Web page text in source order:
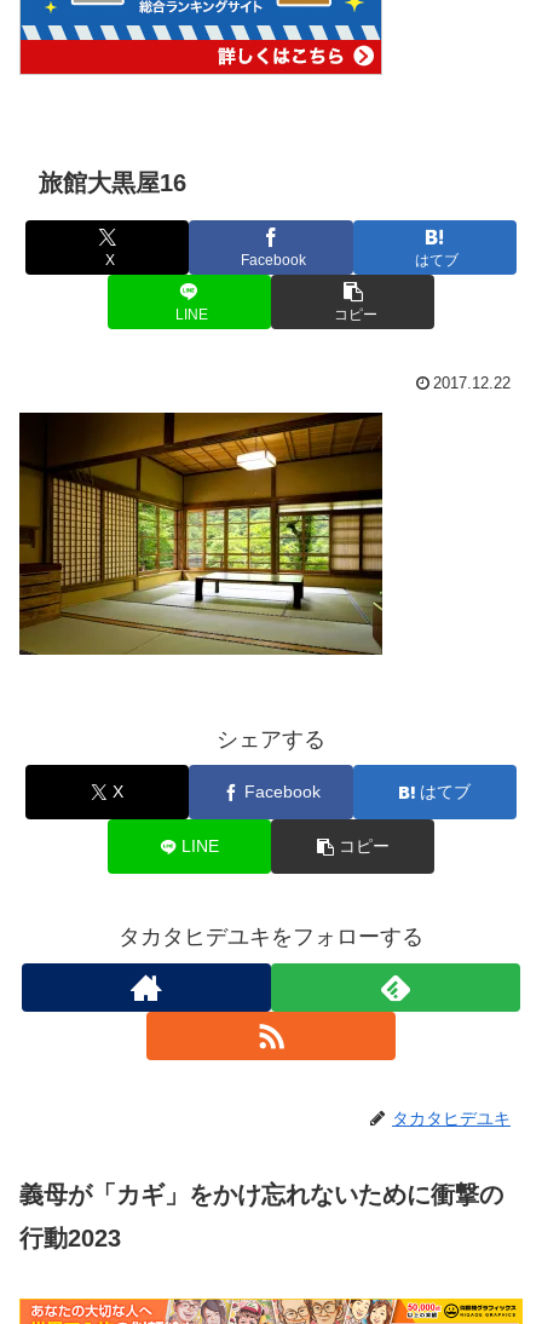
旅館大黒屋16
X Facebook はてブ
LINE コピー
2017.12.22
シェアする
X Facebook はてブ
LINE コピー
タカタヒデユキをフォローする
タカタヒデユキ
義母が「カギ」をかけ忘れないために衝撃の
行動2023